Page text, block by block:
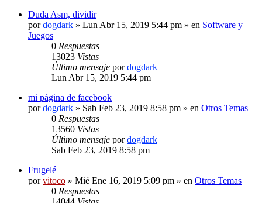
Duda Asm, dividir
pordogdark » Lun Abr 15, 2019 5:44 pm » en Software y
Juegos
0 Respuestas
13023 Vistas
Último mensaje pordogdark
Lun Abr 15, 2019 5:44 pm
mi página de facebook
pordogdark » Sab Feb 23, 2019 8:58 pm » en Otros Temas
0 Respuestas
13560 Vistas
Último mensaje pordogdark
Sab Feb 23, 2019 8:58 pm
Frugelé
porvitoco » Mié Ene 16, 2019 5:09 pm » en Otros Temas
0 Respuestas